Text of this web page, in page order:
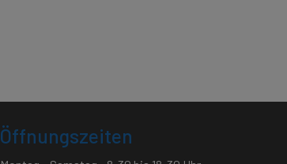
Öffnungszeiten